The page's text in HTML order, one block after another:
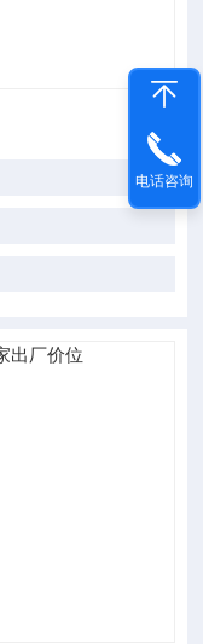
电话咨询